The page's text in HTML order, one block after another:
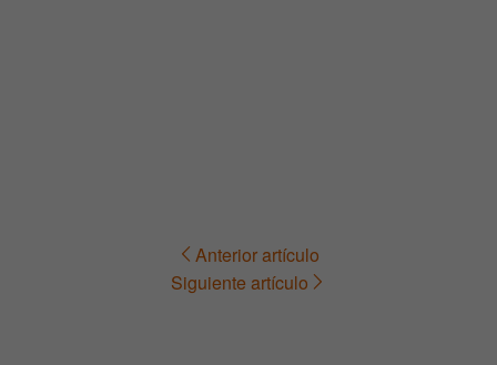
Navegación Anterior artículo
Siguiente artículo